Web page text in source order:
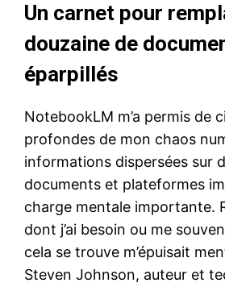
Un carnet pour
douzaine de
éparpillés
NotebookLM m’a permis de
profondes de mon chaos
informations dispersées sur
documents et plateformes
charge mentale importante.
dont j’ai besoin ou me
cela se trouve m’épuisait
Steven Johnson, auteur et